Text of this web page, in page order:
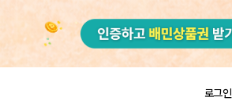
로그인